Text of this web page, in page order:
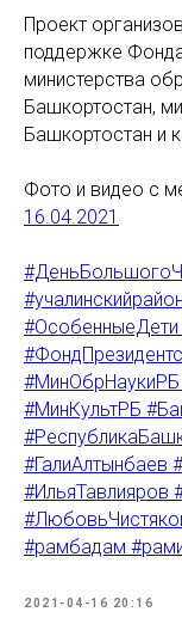
Проект
поддержке
министерства
Башкортостан,
Башкортостан и
Фото и видео с
16.04.2021
#МинОбрНаукиРБ
#МинКультРБ
#ГалиАлтынбаев
#ИльяТавлияров
#рамбадам
2021-04-16 20:16